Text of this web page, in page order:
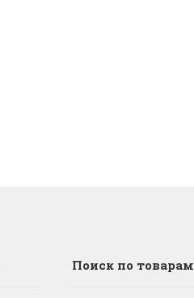
Поиск по товарам